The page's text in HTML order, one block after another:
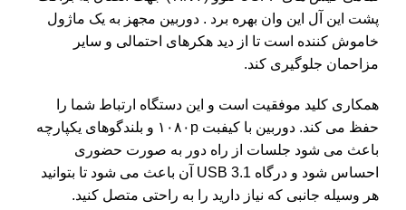
پشت این آل این وان بهره برد . دوربین مجهز به یک ماژول
خاموش کننده است تا از دید هکرهای احتمالی و سایر
مزاحمان جلوگیری کند.
همکاری کلید موفقیت است و این دستگاه ارتباط شما را
حفظ می کند. دوربین با کیفبت ۱۰۸۰p و بلندگوهای یکپارچه
باعث می شود جلسات از راه دور به صورت حضوری
احساس شود و درگاه USB 3.1 آن باعث می شود تا بتوانید
هر وسیله جانبی که نیاز دارید را به راحتی متصل کنید.